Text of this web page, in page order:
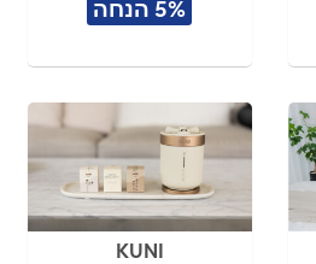
5% הנחה
KUNI